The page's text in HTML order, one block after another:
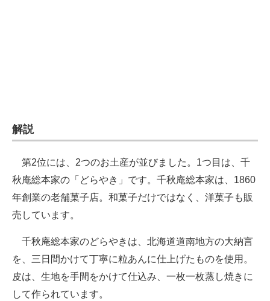
解説
第2位には、2つのお土産が並びました。1つ目は、千
秋庵総本家の「どらやき」です。千秋庵総本家は、1860
年創業の老舗菓子店。和菓子だけではなく、洋菓子も販
売しています。
千秋庵総本家のどらやきは、北海道道南地方の大納言
を、三日間かけて丁寧に粒あんに仕上げたものを使用。
皮は、生地を手間をかけて仕込み、一枚一枚蒸し焼きに
して作られています。